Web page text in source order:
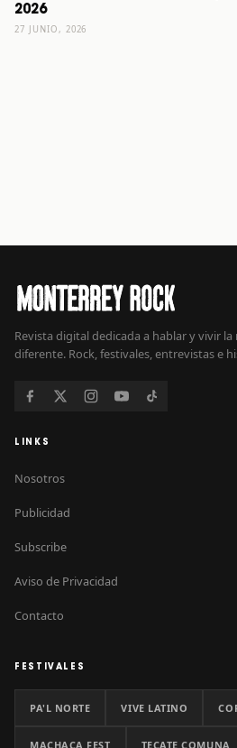
2026
27 JUNIO, 2026
Revista digital dedicada a hablar y vivir
diferente. Rock, festivales, entrevistas e
LINKS
Nosotros
Publicidad
Subscribe
Aviso de Privacidad
Contacto
FESTIVALES
PA'L NORTE VIVE LATINO
MACHACA FEST TECATE COMUNA